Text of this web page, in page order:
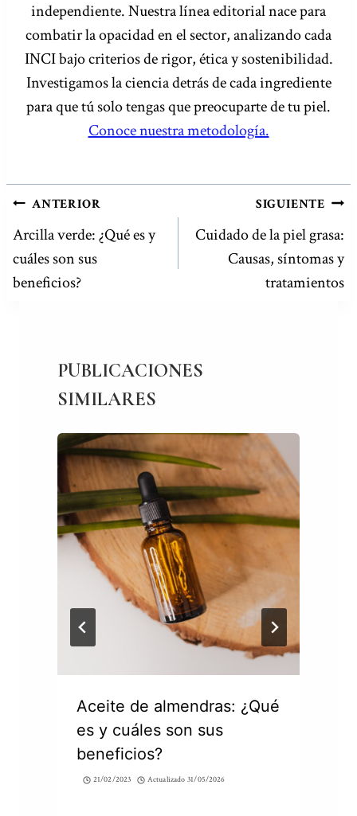
independiente. Nuestra línea editorial nace para
combatir la opacidad en el sector, analizando cada
INCI bajo criterios de rigor, ética y sostenibilidad.
Investigamos la ciencia detrás de cada ingrediente
para que tú solo tengas que preocuparte de tu piel.
Conoce nuestra metodología.
NAVEGACIÓN
DE
ENTRADAS
ANTERIOR
Arcilla verde: ¿Qué es y
cuáles son sus
beneficios?
SIGUIENTE
Cuidado de la piel grasa:
Causas, síntomas y
tratamientos
PUBLICACIONES
SIMILARES
Aceite de almendras: ¿Qué
es y cuáles son sus
beneficios?
21/02/2023 Actualizado 31/05/2026